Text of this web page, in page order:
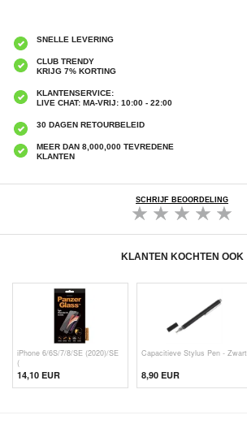
SNELLE LEVERING
CLUB TRENDY
KRIJG 7% KORTING
KLANTENSERVICE:
LIVE CHAT: MA-VRIJ: 10:00 - 22:00
30 DAGEN RETOURBELEID
MEER DAN 8,000,000 TEVREDENE
KLANTEN
SCHRIJF BEOORDELING
KLANTEN KOCHTEN OOK
iPhone 6/6S/7/8/SE (2020)/SE
(
14,10 EUR
Capacitieve Stylus Pen - Zwart
8,90 EUR